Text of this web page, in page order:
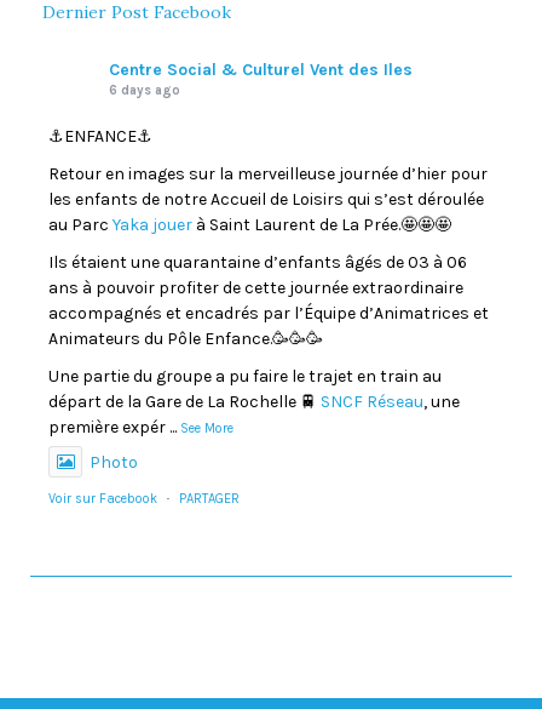
Dernier Post Facebook
Centre Social & Culturel Vent des Iles
6 days ago
⚓️ENFANCE⚓️
Retour en images sur la merveilleuse journée d’hier pour
les enfants de notre Accueil de Loisirs qui s’est déroulée
au Parc Yaka jouer à Saint Laurent de La Prée.🤩🤩🤩
Ils étaient une quarantaine d’enfants âgés de 03 à 06
ans à pouvoir profiter de cette journée extraordinaire
accompagnés et encadrés par l’Équipe d’Animatrices et
Animateurs du Pôle Enfance.🥳🥳🥳
Une partie du groupe a pu faire le trajet en train au
départ de la Gare de La Rochelle 🚆 SNCF Réseau, une
première expér ... See More
Photo
Voir sur Facebook · PARTAGER